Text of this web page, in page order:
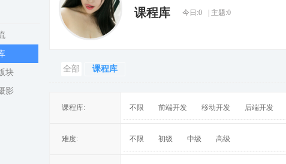
» ›
块
影
课程库 今日:0 主题:0
全部 课程库
课程库: 不限 前端开发 移动开发 后端开发
难度: 不限 初级 中级 高级